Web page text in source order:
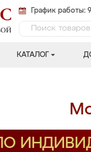
График работы:
КАТАЛОГ